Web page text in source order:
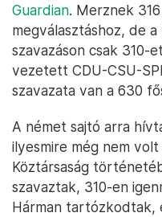
Guardian. Merznek
megválasztáshoz, de
szavazáson csak 310-
vezetett CDU-CSU-
szavazata van a 630
A német sajtó arra
ilyesmire még nem
Köztársaság
szavaztak, 310-en
Hárman tartózkodtak,